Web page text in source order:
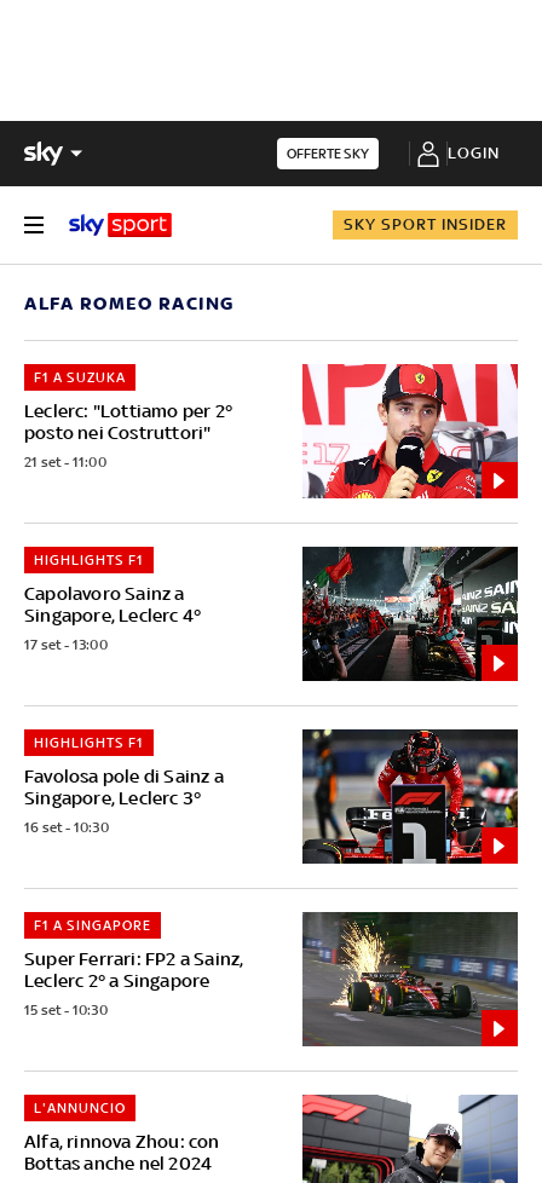
OFFERTE SKY LOGIN
SKY SPORT INSIDER
ALFA ROMEO RACING
Leclerc: "Lottiamo per 2°
posto nei Costruttori"
F1 A SUZUKA
21 set - 11:00
Capolavoro Sainz a
Singapore, Leclerc 4°
HIGHLIGHTS F1
17 set - 13:00
Favolosa pole di Sainz a
Singapore, Leclerc 3°
HIGHLIGHTS F1
16 set - 10:30
Super Ferrari: FP2 a Sainz,
Leclerc 2° a Singapore
F1 A SINGAPORE
15 set - 10:30
Alfa, rinnova Zhou: con
Bottas anche nel 2024
L'ANNUNCIO